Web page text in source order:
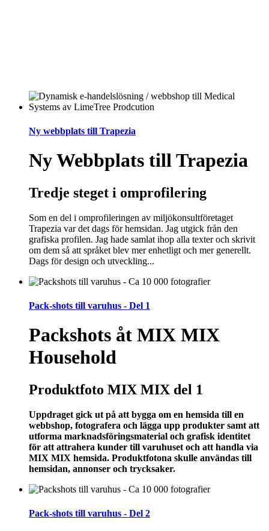
Ny webbplats till Trapezia
Ny Webbplats till Trapezia
Tredje steget i omprofilering
Som en del i omprofileringen av miljökonsultföretaget
Trapezia var det dags för hemsidan. Jag utgick från den
grafiska profilen. Jag hade samlat ihop alla texter och skrivit
om dem så att språket blev mer enhetligt och mer generellt.
Dags för design och utveckling...
Pack-shots till varuhus - Del 1
Packshots åt MIX MIX
Household
Produktfoto MIX MIX del 1
Uppdraget gick ut på att bygga om en hemsida till en
webbshop, fotografera och lägga upp produkter samt att
utforma marknadsföringsmaterial och grafisk identitet
för att attrahera kunder till varuhuset och att handla via
MIX MIX hemsida. Produktfotona skulle användas till
hemsidan, annonser och trycksaker.
Pack-shots till varuhus - Del 2